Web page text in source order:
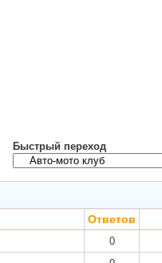
Быстрый переход
Ответов
0